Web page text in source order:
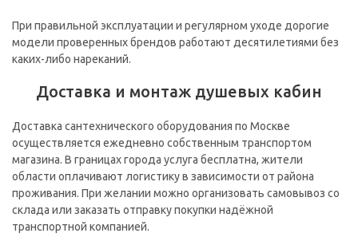
При правильной эксплуатации и регулярном уходе дорогие
модели проверенных брендов работают десятилетиями без
каких-либо нареканий.
Доставка и монтаж душевых кабин
Доставка сантехнического оборудования по Москве
осуществляется ежедневно собственным транспортом
магазина. В границах города услуга бесплатна, жители
области оплачивают логистику в зависимости от района
проживания. При желании можно организовать самовывоз со
склада или заказать отправку покупки надёжной
транспортной компанией.